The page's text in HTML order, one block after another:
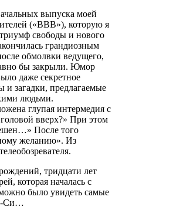
выпуска моей
(«ВВВ»), которую я
свободы и нового
грандиозным
обмолвки ведущего,
бы закрыли. Юмор
даже секретное
загадки, предлагаемые
людьми.
глупая интермедия с
вверх?» При этом
После того
желанию». Из
тридцати лет
которая началась с
было увидеть самые
Си…